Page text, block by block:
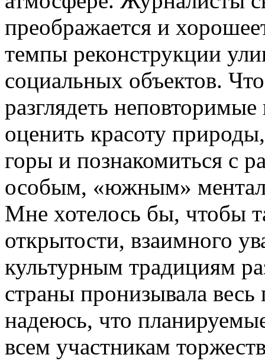
преображается и
темпы реконструкции
социальных объектов.
разглядеть
оценить красоту
горы и познакомиться с
особым, «южным»
Мне хотелось бы, чтобы
открытости, взаимного
культурным традициям
страны пронизывала
надеюсь, что
всем участникам